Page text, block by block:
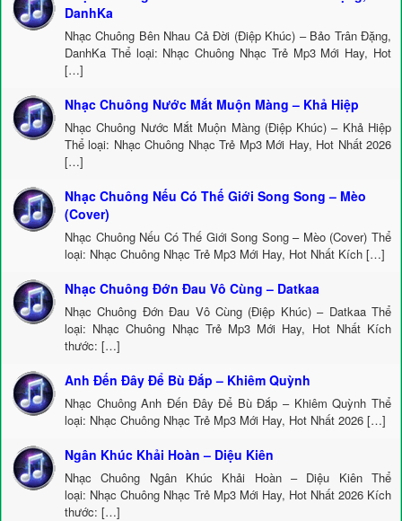
DanhKa
Nhạc Chuông Bên Nhau Cả Đời (Điệp Khúc) – Bảo Trân Đặng,
DanhKa Thể loại: Nhạc Chuông Nhạc Trẻ Mp3 Mới Hay, Hot
[…]
Nhạc Chuông Nước Mắt Muộn Màng – Khả Hiệp
Nhạc Chuông Nước Mắt Muộn Màng (Điệp Khúc) – Khả Hiệp
Thể loại: Nhạc Chuông Nhạc Trẻ Mp3 Mới Hay, Hot Nhất 2026
[…]
Nhạc Chuông Nếu Có Thế Giới Song Song – Mèo
(Cover)
Nhạc Chuông Nếu Có Thế Giới Song Song – Mèo (Cover) Thể
loại: Nhạc Chuông Nhạc Trẻ Mp3 Mới Hay, Hot Nhất Kích […]
Nhạc Chuông Đớn Đau Vô Cùng – Datkaa
Nhạc Chuông Đớn Đau Vô Cùng (Điệp Khúc) – Datkaa Thể
loại: Nhạc Chuông Nhạc Trẻ Mp3 Mới Hay, Hot Nhất Kích
thước: […]
Anh Đến Đây Để Bù Đắp – Khiêm Quỳnh
Nhạc Chuông Anh Đến Đây Để Bù Đắp – Khiêm Quỳnh Thể
loại: Nhạc Chuông Nhạc Trẻ Mp3 Mới Hay, Hot Nhất 2026 […]
Ngân Khúc Khải Hoàn – Diệu Kiên
Nhạc Chuông Ngân Khúc Khải Hoàn – Diệu Kiên Thể
loại: Nhạc Chuông Nhạc Trẻ Mp3 Mới Hay, Hot Nhất 2026 Kích
thước: […]